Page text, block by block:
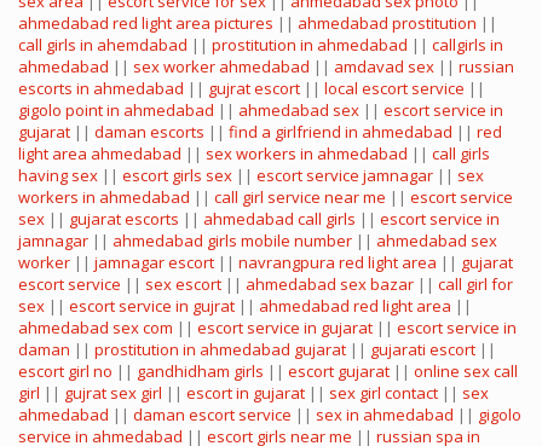
ahmedabad red light area pictures || ahmedabad prostitution ||
call girls in ahemdabad || prostitution in ahmedabad || callgirls in
ahmedabad || sex worker ahmedabad || amdavad sex || russian
escorts in ahmedabad || gujrat escort || local escort service ||
gigolo point in ahmedabad || ahmedabad sex || escort service in
gujarat || daman escorts || find a girlfriend in ahmedabad || red
light area ahmedabad || sex workers in ahmedabad || call girls
having sex || escort girls sex || escort service jamnagar || sex
workers in ahmedabad || call girl service near me || escort service
sex || gujarat escorts || ahmedabad call girls || escort service in
jamnagar || ahmedabad girls mobile number || ahmedabad sex
worker || jamnagar escort || navrangpura red light area || gujarat
escort service || sex escort || ahmedabad sex bazar || call girl for
sex || escort service in gujrat || ahmedabad red light area ||
ahmedabad sex com || escort service in gujarat || escort service in
daman || prostitution in ahmedabad gujarat || gujarati escort ||
escort girl no || gandhidham girls || escort gujarat || online sex call
girl || gujrat sex girl || escort in gujarat || sex girl contact || sex
ahmedabad || daman escort service || sex in ahmedabad || gigolo
service in ahmedabad || escort girls near me || russian spa in